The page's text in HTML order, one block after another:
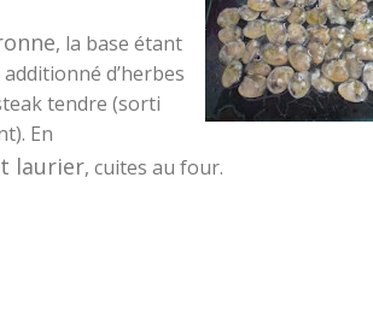
, la base étant
d’herbes
tendre (sorti
En
laurier, cuites au four.